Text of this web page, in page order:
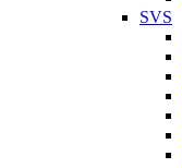
SVS